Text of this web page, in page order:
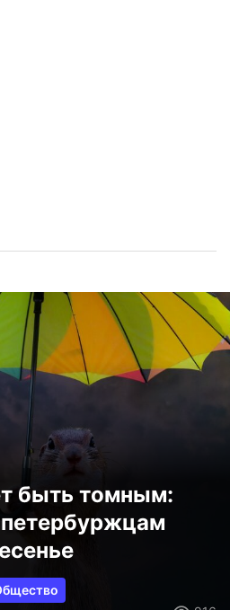
быть томным: